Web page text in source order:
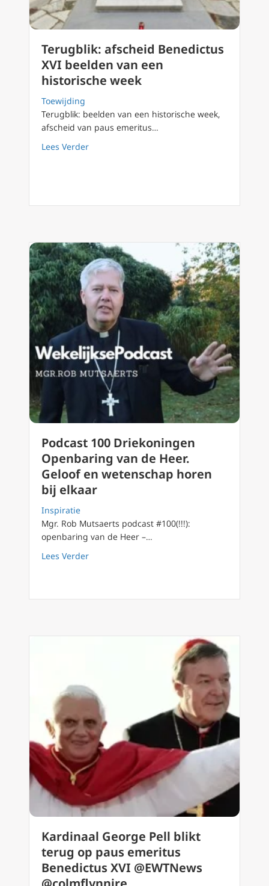
Terugblik: afscheid Benedictus
XVI beelden van een
historische week
Toewijding
Terugblik: beelden van een historische week,
afscheid van paus emeritus…
Lees Verderabout Terugblik: afscheid Benedictus XVI
Podcast 100 Driekoningen
Openbaring van de Heer.
Geloof en wetenschap horen
bij elkaar
Inspiratie
Mgr. Rob Mutsaerts podcast #100(!!!):
openbaring van de Heer –…
Lees Verderabout Podcast 100 Driekoningen
Kardinaal George Pell blikt
terug op paus emeritus
Benedictus XVI @EWTNews